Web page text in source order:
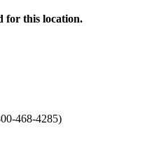
for this location.
468-4285)